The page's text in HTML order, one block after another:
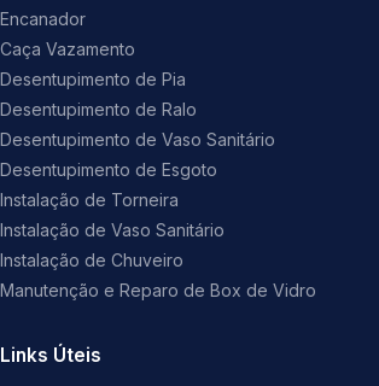
Encanador
Caça Vazamento
Desentupimento de Pia
Desentupimento de Ralo
Desentupimento de Vaso Sanitário
Desentupimento de Esgoto
Instalação de Torneira
Instalação de Vaso Sanitário
Instalação de Chuveiro
Manutenção e Reparo de Box de Vidro
Links Úteis